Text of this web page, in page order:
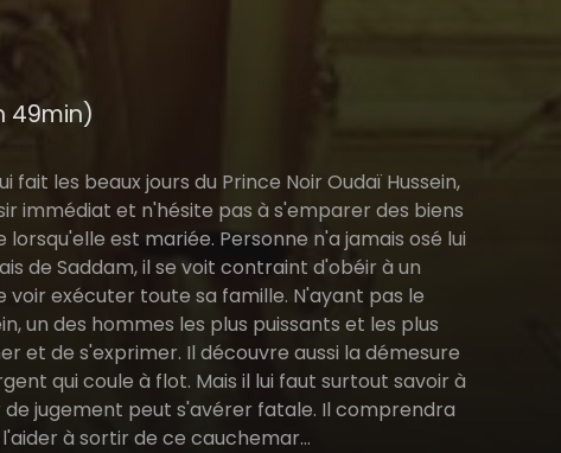
49min)
les beaux jours du Prince Noir Oudaï Hussein,
immédiat et n'hésite pas à s'emparer des biens
est mariée. Personne n'a jamais osé lui
de Saddam, il se voit contraint d'obéir à un
voir exécuter toute sa famille. N'ayant pas le
un des hommes les plus puissants et les plus
et de s'exprimer. Il découvre aussi la démesure
qui coule à flot. Mais il lui faut surtout savoir à
jugement peut s'avérer fatale. Il comprendra
à sortir de ce cauchemar…